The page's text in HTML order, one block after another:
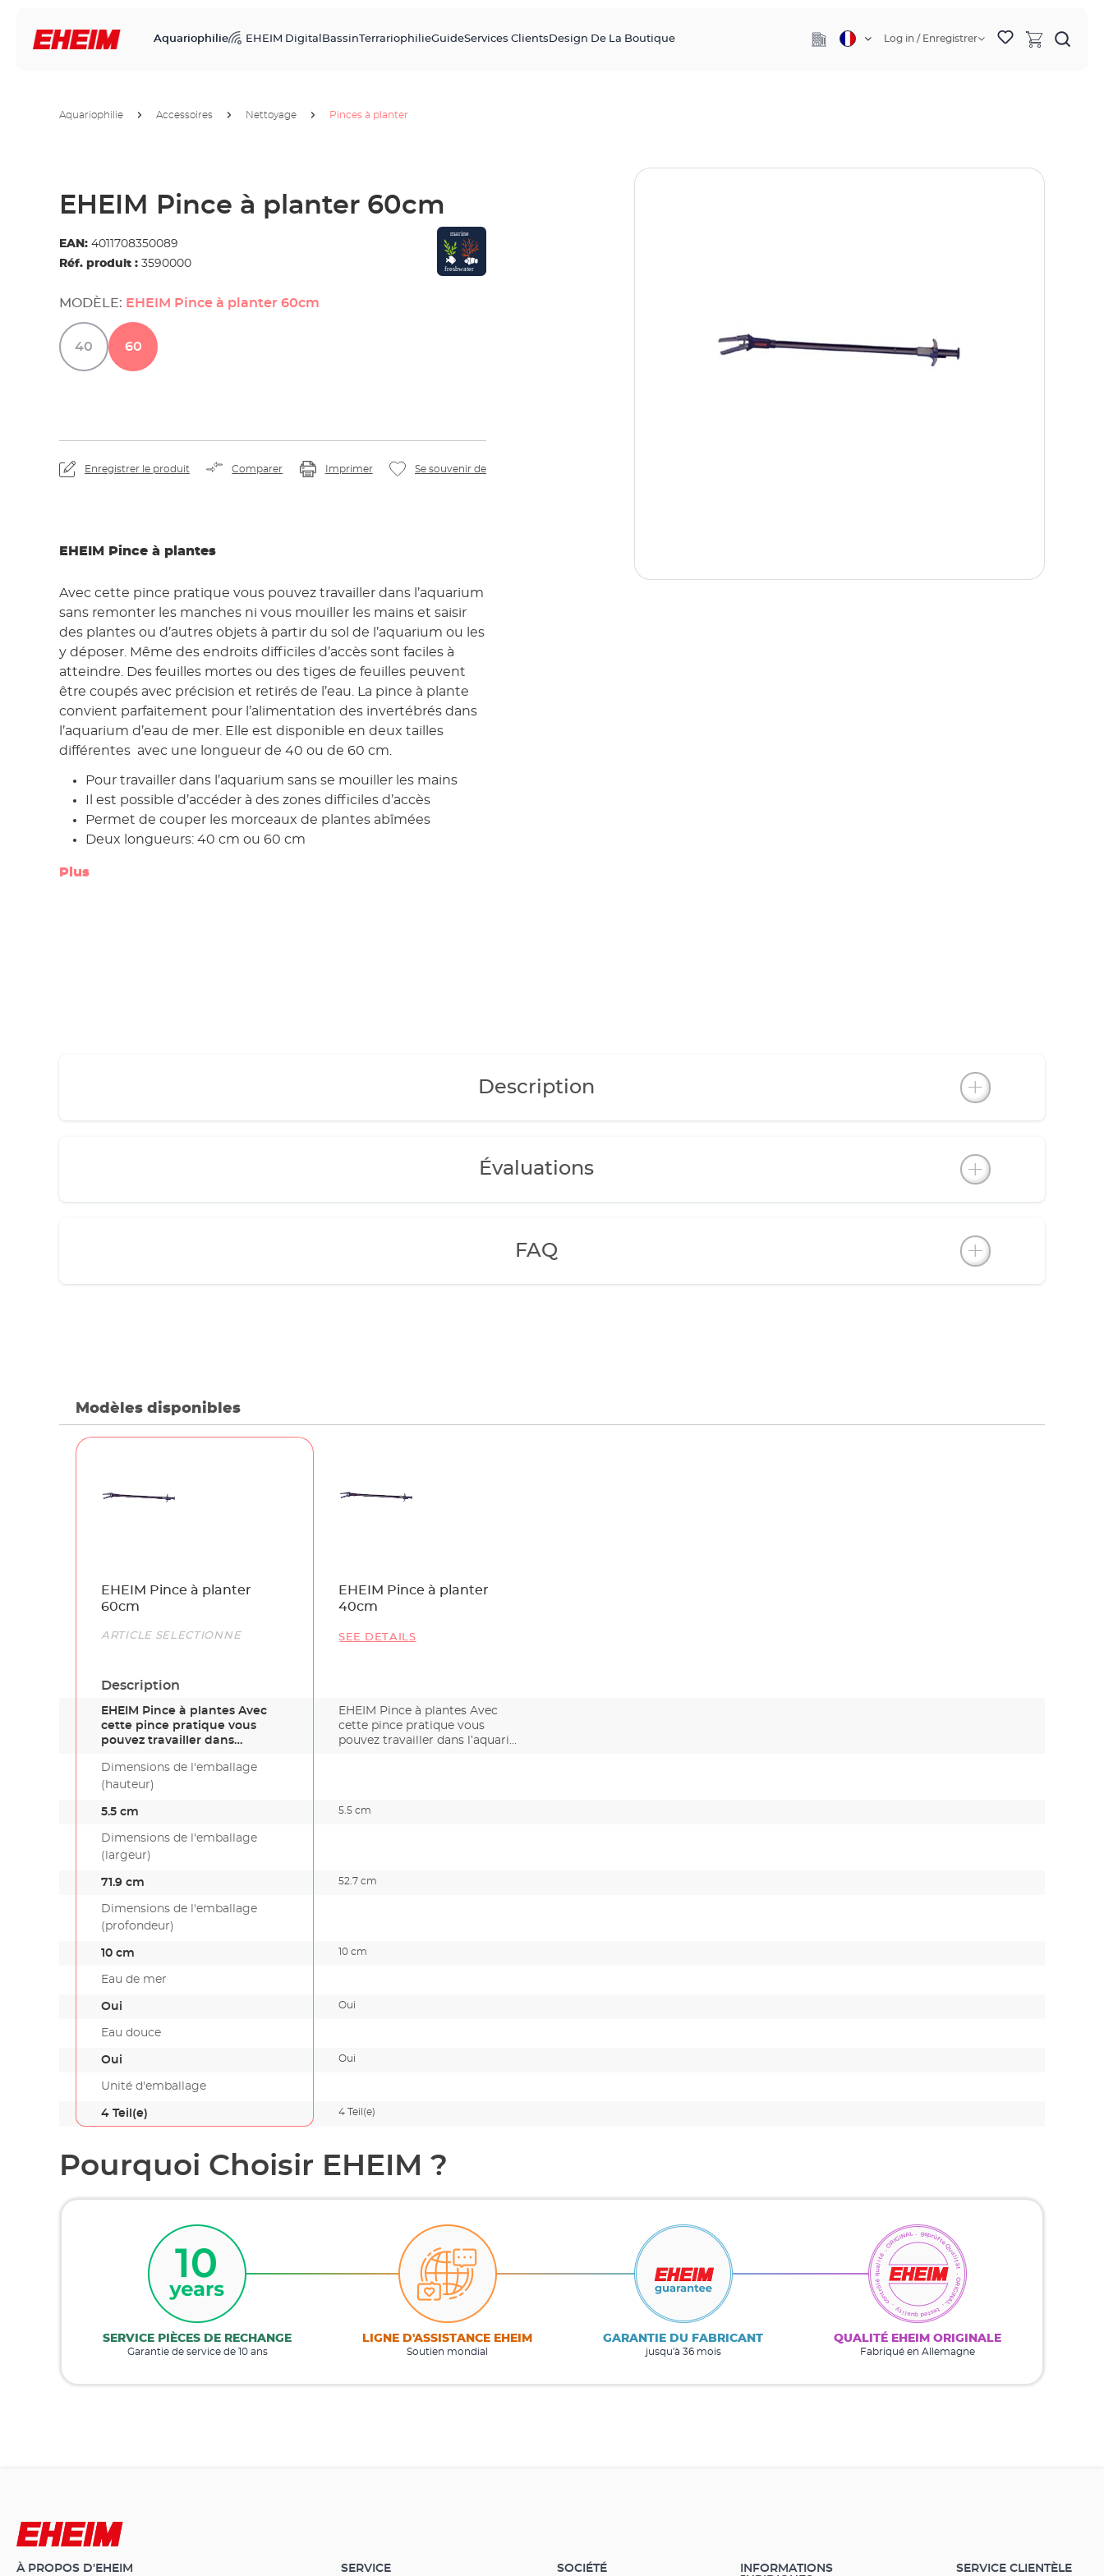
Aquariophilie EHEIM Digital BassinTerrariophilieGuideServices Clients Design De La Boutique Log in / Enregistrer
Aquariophilie Accessoires Nettoyage Pinces à planter
EHEIM Pince à planter 60cm
EAN: 4011708350089
Réf. produit : 3590000
MODÈLE: EHEIM Pince à planter 60cm
40 60
Enregistrer le produit Comparer Imprimer Se souvenir de
EHEIM Pince à plantes
Avec cette pince pratique vous pouvez travailler dans l’aquarium
sans remonter les manches ni vous mouiller les mains et saisir
des plantes ou d’autres objets à partir du sol de l’aquarium ou les
y déposer. Même des endroits difficiles d’accès sont faciles à
atteindre. Des feuilles mortes ou des tiges de feuilles peuvent
être coupés avec précision et retirés de l’eau. La pince à plante
convient parfaitement pour l’alimentation des invertébrés dans
l’aquarium d’eau de mer. Elle est disponible en deux tailles
différentes avec une longueur de 40 ou de 60 cm.
Pour travailler dans l’aquarium sans se mouiller les mains
Il est possible d’accéder à des zones difficiles d’accès
Permet de couper les morceaux de plantes abîmées
Deux longueurs: 40 cm ou 60 cm
Plus
Description
Évaluations
FAQ
Modèles disponibles
Name
EHEIM Pince à planter
60cm
EHEIM Pince à planter
40cm
Link
ARTICLE SÉLECTIONNÉ SEE DETAILS
Description
EHEIM Pince à plantes Avec
cette pince pratique vous
pouvez travailler dans
EHEIM Pince à plantes Avec
cette pince pratique vous
pouvez travailler dans l’aquari…
Dimensions de l'emballage
(hauteur)
5.5 cm 5.5 cm
Dimensions de l'emballage
(largeur)
71.9 cm 52.7 cm
Dimensions de l'emballage
(profondeur)
10 cm 10 cm
Eau de mer
Oui Oui
Eau douce
Oui Oui
Unité d'emballage
4 Teil(e) 4 Teil(e)
Pourquoi Choisir EHEIM ?
SERVICE PIÈCES DE RECHANGE
Garantie de service de 10 ans
LIGNE D'ASSISTANCE EHEIM
Soutien mondial
GARANTIE DU FABRICANT
jusqu'à 36 mois
QUALITÉ EHEIM ORIGINALE
Fabriqué en Allemagne
À PROPOS D'EHEIM SERVICE SOCIÉTÉ
INFORMATIONS
SERVICE CLIENTÈLE